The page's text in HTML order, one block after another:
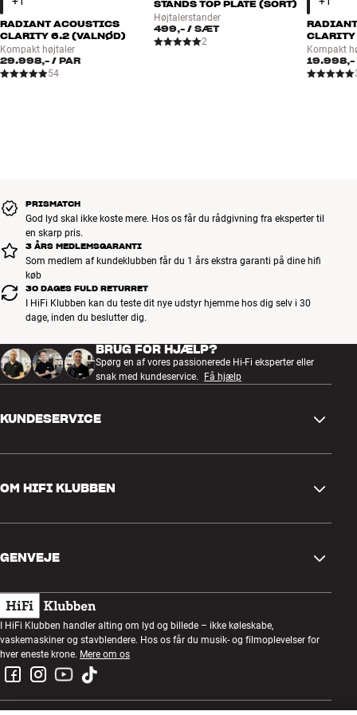
RADIANT ACOUSTICS
CLARITY 6.2 (VALNØD)
Kompakt højtaler
29.998,- / PAR
54
STANDS TOP PLATE (SORT)
Højtalerstander
499,-/ SÆT
2
Kompakt
19.998,-
PRISMATCH
God lyd skal ikke koste mere. Hos os får du rådgivning fra eksperter til
en skarp pris.
3 ÅRS MEDLEMSGARANTI
Som medlem af kundeklubben får du 1 års ekstra garanti på dine hifi
køb
30 DAGES FULD RETURRET
I HiFi Klubben kan du teste dit nye udstyr hjemme hos dig selv i 30
dage, inden du beslutter dig.
BRUG FOR HJÆLP?
Spørg en af vores passionerede Hi-Fi eksperter eller
snak med kundeservice.
Få hjælp
KUNDESERVICE
Retur og reklamation
Fortryd ordre
Handelsbetingelser
Privatlivspolitik
OM HIFI KLUBBEN
Kundeklub
Lytteaften
Konkurrencer
Job i HiFi Klubben
GENVEJE
Gavekort
Byg med lyd
Montering og installation
I HiFi Klubben handler alting om lyd og billede – ikke køleskabe,
vaskemaskiner og stavblendere. Hos os får du musik- og filmoplevelser for
hver eneste krone. Mere om os